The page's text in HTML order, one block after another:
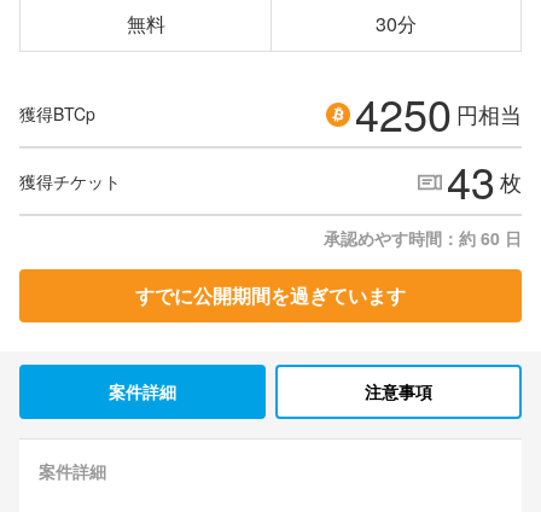
無料
30分
獲得BTCp 4250 円相当
獲得チケット 43枚
承認めやす時間：約 60 日
すでに公開期間を過ぎています
案件詳細 注意事項
案件詳細